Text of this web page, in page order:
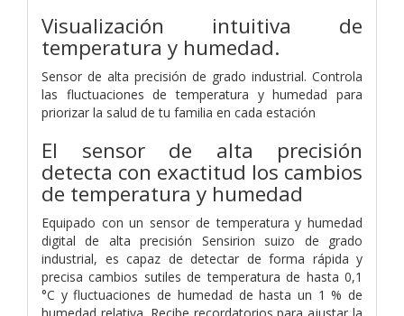
Visualización intuitiva de
temperatura y humedad.
Sensor de alta precisión de grado industrial. Controla
las fluctuaciones de temperatura y humedad para
priorizar la salud de tu familia en cada estación
El sensor de alta precisión
detecta con exactitud los cambios
de temperatura y humedad
Equipado con un sensor de temperatura y humedad
digital de alta precisión Sensirion suizo de grado
industrial, es capaz de detectar de forma rápida y
precisa cambios sutiles de temperatura de hasta 0,1
°C y fluctuaciones de humedad de hasta un 1 % de
humedad relativa. Recibe recordatorios para ajustar la